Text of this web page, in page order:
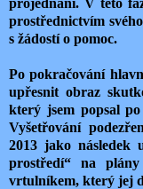
prostřednictvím
s žádostí o pomoc.
Po pokračování
upřesnit obraz
který jsem popsal
Vyšetřování
2013 jako následek
prostředí“ na
vrtulníkem, který jej